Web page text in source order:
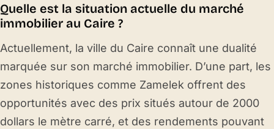
Quelle est la situation actuelle du marché
immobilier au Caire ?
Actuellement, la ville du Caire connaît une dualité
marquée sur son marché immobilier. D’une part, les
zones historiques comme Zamelek offrent des
opportunités avec des prix situés autour de 2000
dollars le mètre carré, et des rendements pouvant